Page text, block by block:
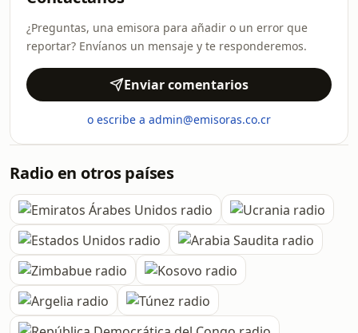
¿Preguntas, una emisora para añadir o un error que
reportar? Envíanos un mensaje y te responderemos.
Enviar comentarios
o escribe a admin@emisoras.co.cr
Radio en otros países